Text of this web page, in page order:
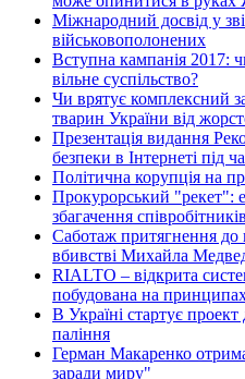
Міжнародний досвід у
військовополонених
Вступна кампанія 2017:
вільне суспільство?
Чи врятує комплексний
тварин України від
Презентація видання
безпеки в Інтернеті під
Політична корупція на
Прокурорський "рекет":
збагачення
Саботаж притягнення до
вбивстві Михайла
RIALTO – відкрита
побудована на
В Україні стартує
паління
Герман Макаренко
заради миру"